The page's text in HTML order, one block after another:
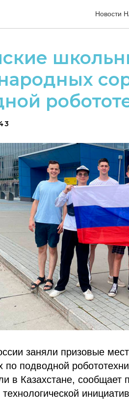
Новости
заняли призовые
по подводной
в Казахстане, сообщает